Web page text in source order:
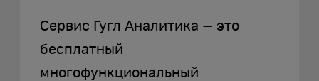
Сервис Гугл Аналитика — это
бесплатный
многофункциональный